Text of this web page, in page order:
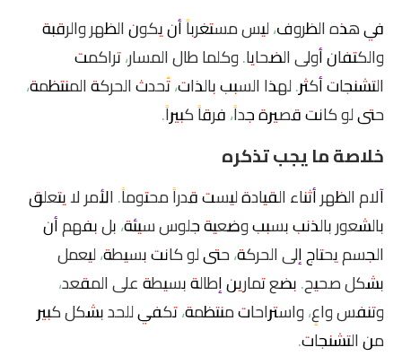
في هذه الظروف، ليس مستغرباً أن يكون الظهر والرقبة
والكتفان أولى الضحايا. وكلما طال المسار، تراكمت
التشنجات أكثر. لهذا السبب بالذات، تُحدث الحركة المنتظمة،
حتى لو كانت قصيرة جداً، فرقاً كبيراً.
خلاصة ما يجب تذكره
آلام الظهر أثناء القيادة ليست قدراً محتوماً. الأمر لا يتعلق
بالشعور بالذنب بسبب وضعية جلوس سيئة، بل بفهم أن
الجسم يحتاج إلى الحركة، حتى لو كانت بسيطة، ليعمل
بشكل صحيح. بضع تمارين إطالة بسيطة على المقعد،
وتنفس واعٍ، واستراحات منتظمة، تكفي للحد بشكل كبير
من التشنجات.